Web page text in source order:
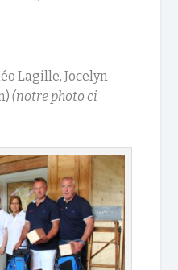
Lagille, Jocelyn
(notre photo ci